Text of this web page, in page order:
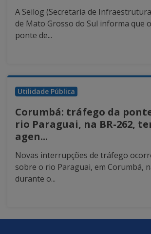
A Seilog (Secretaria de
de Mato Grosso do Sul informa que
ponte de...
Utilidade Pública
Corumbá: tráfego da
rio Paraguai, na BR-262,
agen...
Novas interrupções de tráfego
sobre o rio Paraguai, em Corumbá,
durante o...